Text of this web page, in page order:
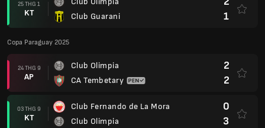
25 THG 1
KT
Club Guarani
1
Copa Paraguay 2025
24 THG 9
AP
Club Olimpia
CA Tembetary
2
2
03 THG 9
KT
Club Fernando de La Mora
Club Olimpia
0
3